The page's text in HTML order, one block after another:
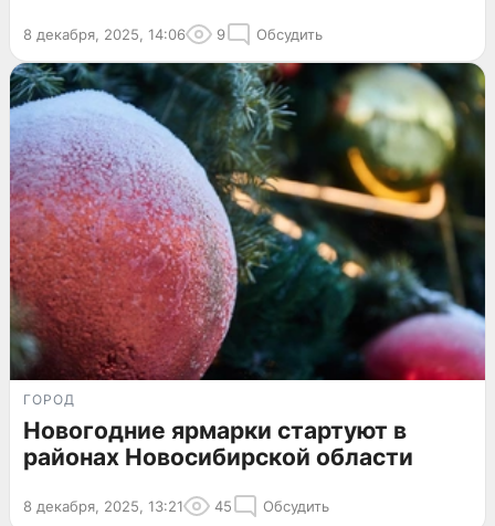
8 декабря, 2025, 14:06 9 Обсудить
ГОРОД
Новогодние ярмарки стартуют в
районах Новосибирской области
8 декабря, 2025, 13:21 45 Обсудить